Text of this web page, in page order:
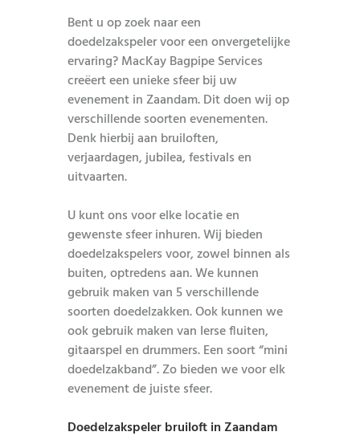
Bent u op zoek naar een
doedelzakspeler voor een onvergetelijke
ervaring? MacKay Bagpipe Services
creëert een unieke sfeer bij uw
evenement in Zaandam. Dit doen wij op
verschillende soorten evenementen.
Denk hierbij aan bruiloften,
verjaardagen, jubilea, festivals en
uitvaarten.
U kunt ons voor elke locatie en
gewenste sfeer inhuren. Wij bieden
doedelzakspelers voor, zowel binnen als
buiten, optredens aan. We kunnen
gebruik maken van 5 verschillende
soorten doedelzakken. Ook kunnen we
ook gebruik maken van Ierse fluiten,
gitaarspel en drummers. Een soort “mini
doedelzakband”. Zo bieden we voor elk
evenement de juiste sfeer.
Doedelzakspeler bruiloft in Zaandam